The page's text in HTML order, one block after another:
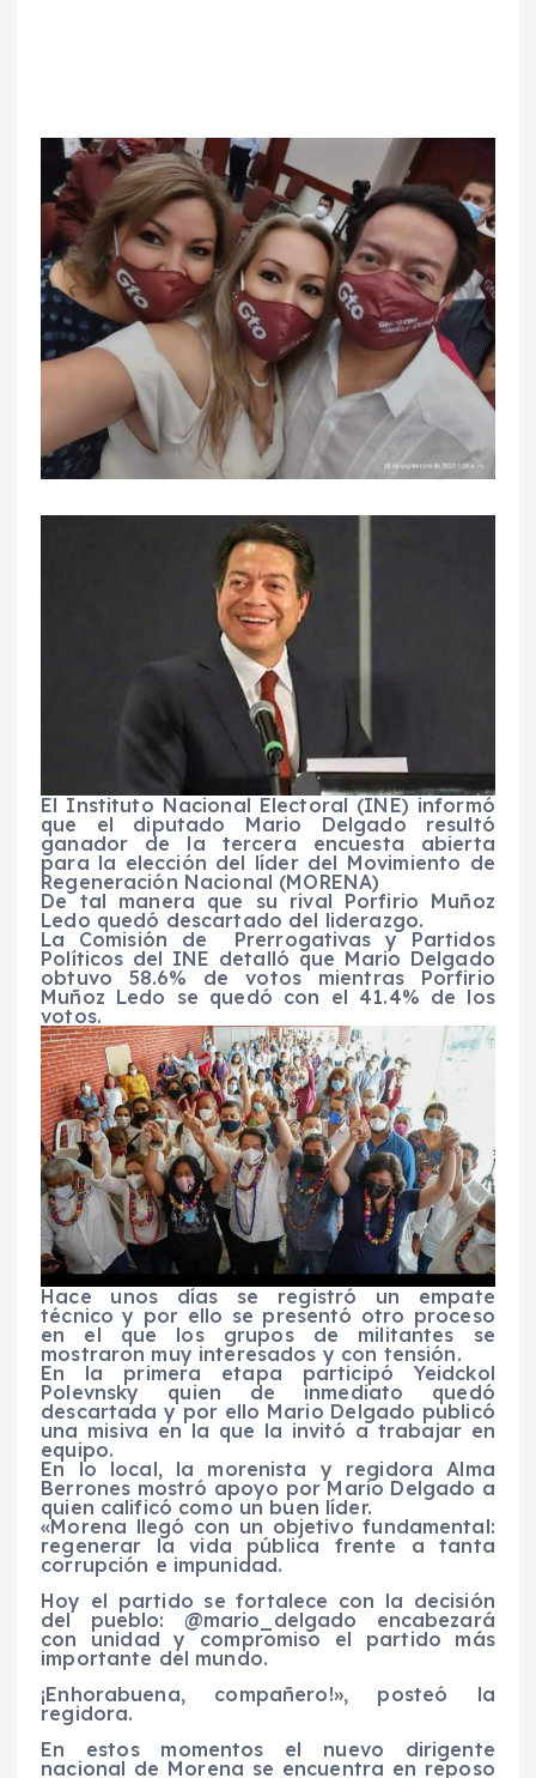
El Instituto Nacional Electoral (INE) informó
que el diputado Mario Delgado resultó
ganador de la tercera encuesta abierta
para la elección del líder del Movimiento de
Regeneración Nacional (MORENA)
De tal manera que su rival Porfirio Muñoz
Ledo quedó descartado del liderazgo.
La Comisión de Prerrogativas y Partidos
Políticos del INE detalló que Mario Delgado
obtuvo 58.6% de votos mientras Porfirio
Muñoz Ledo se quedó con el 41.4% de los
votos.
Hace unos días se registró un empate
técnico y por ello se presentó otro proceso
en el que los grupos de militantes se
mostraron muy interesados y con tensión.
En la primera etapa participó Yeidckol
Polevnsky quien de inmediato quedó
descartada y por ello Mario Delgado publicó
una misiva en la que la invitó a trabajar en
equipo.
En lo local, la morenista y regidora Alma
Berrones mostró apoyo por Mario Delgado a
quien calificó como un buen líder.
«Morena llegó con un objetivo fundamental:
regenerar la vida pública frente a tanta
corrupción e impunidad.
Hoy el partido se fortalece con la decisión
del pueblo: @mario_delgado encabezará
con unidad y compromiso el partido más
importante del mundo.
¡Enhorabuena, compañero!», posteó la
regidora.
En estos momentos el nuevo dirigente
nacional de Morena se encuentra en reposo